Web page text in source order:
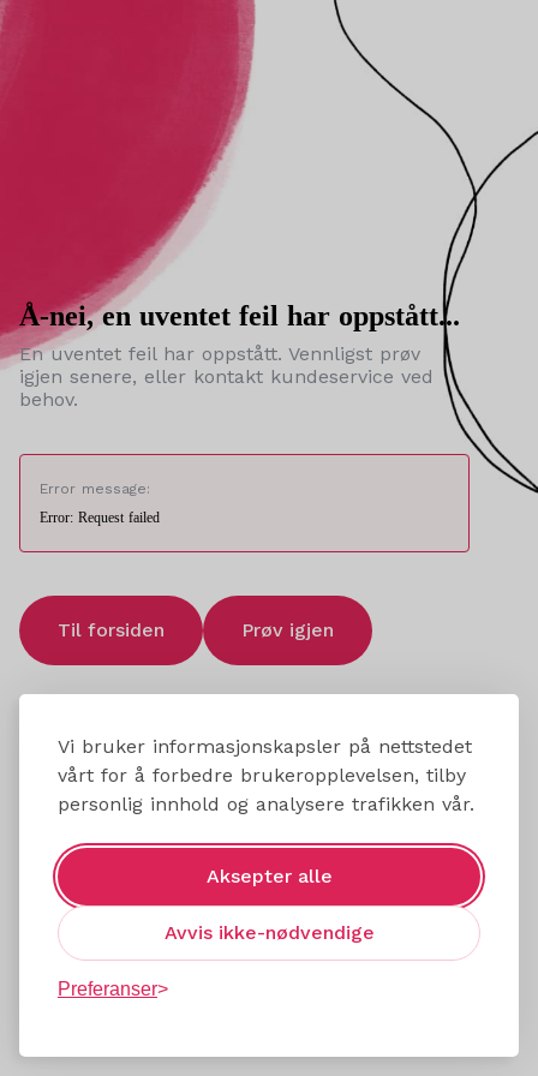
Vi bruker informasjonskapsler på nettstedet
vårt for å forbedre brukeropplevelsen, tilby
personlig innhold og analysere trafikken vår.
Aksepter alle
Avvis ikke-nødvendige
Preferanser
Å-nei, en uventet feil har oppstått...
En uventet feil har oppstått. Vennligst prøv
igjen senere, eller kontakt kundeservice ved
behov.
Error message:
Error: Request failed
Til forsiden Prøv igjen